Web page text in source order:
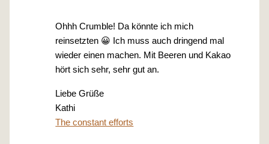
Ohhh Crumble! Da könnte ich mich
reinsetzten 😀 Ich muss auch dringend mal
wieder einen machen. Mit Beeren und Kakao
hört sich sehr, sehr gut an.
Liebe Grüße
Kathi
The constant efforts